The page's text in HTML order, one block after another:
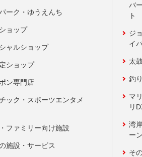
ーク・ゆうえんち
ョップ
ャルショップ
ショップ
ン専門店
ック・スポーツエンタメ
ファミリー向け施設
施設・サービス
バ
ト
ジ
イ
太
釣
マ
リ
湾
ー
そ